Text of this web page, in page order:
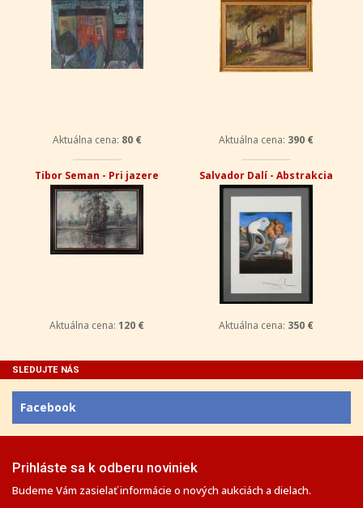
Aktuálna cena: 80 € Aktuálna cena: 390 €
Tibor Seman - Pri jazere
Aktuálna cena: 120 €
Salvador Dalí - Abstrakcia
Aktuálna cena: 350 €
SLEDUJTE NÁS
Facebook
Prihláste sa k odberu noviniek
Budeme Vám zasielať informácie o nových aukciách a dielach.